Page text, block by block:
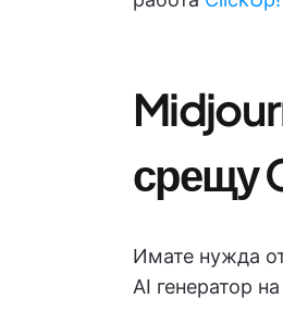
срещу
Имате нужда
AI генератор